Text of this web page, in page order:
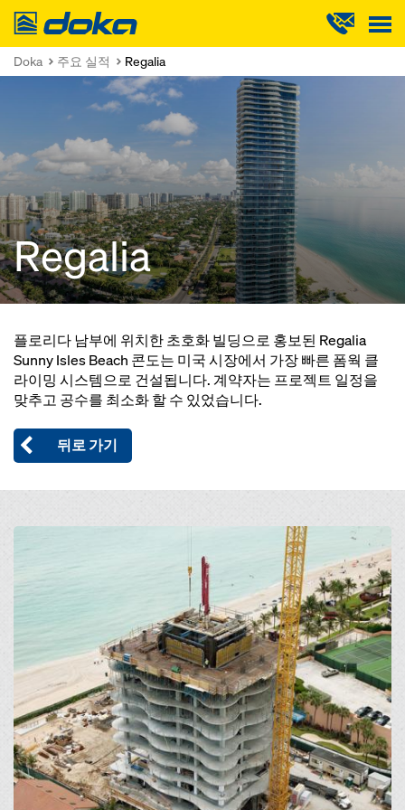
Doka
Doka 주요 실적 Regalia
Regalia
플로리다 남부에 위치한 초호화 빌딩으로 홍보된 Regalia
Sunny Isles Beach 콘도는 미국 시장에서 가장 빠른 폼웍 클
라이밍 시스템으로 건설됩니다. 계약자는 프로젝트 일정을
맞추고 공수를 최소화 할 수 있었습니다.
뒤로 가기
Open